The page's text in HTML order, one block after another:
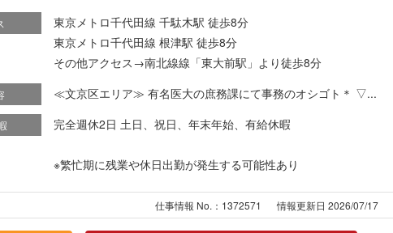
東京メトロ千代田線 千駄木駅 徒歩8分
東京メトロ千代田線 根津駅 徒歩8分
その他アクセス→南北線線「東大前駅」より徒歩8分
≪文京区エリア≫ 有名医大の庶務課にて事務のオシゴト＊ ▽...
完全週休2日 土日、祝日、年末年始、有給休暇
※繁忙期に残業や休日出勤が発生する可能性あり
仕事情報 No.：1372571 情報更新日 2026/07/17